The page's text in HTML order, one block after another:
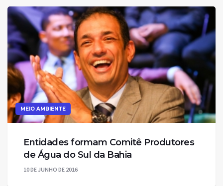
MEIO AMBIENTE
Entidades formam Comitê Produtores
10 DE JUNHO DE 2016